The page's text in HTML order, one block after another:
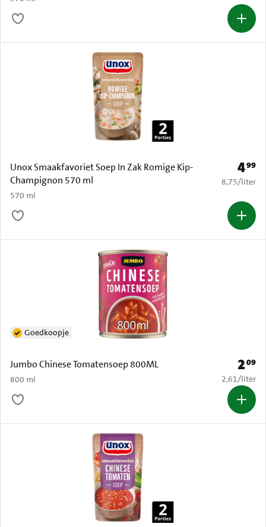
Unox Smaakfavoriet Soep In Zak Romige Kip-
Champignon 570 ml
570 ml
Prijs:
499
€ 8,75 per
8,75/liter
Jumbo Chinese Tomatensoep 800ML
800 ml
Goedkoopje
Prijs:
209
€ 2,61 per
2,61/liter